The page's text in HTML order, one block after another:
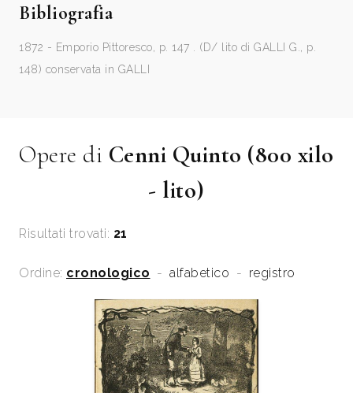
Bibliografia
1872 - Emporio Pittoresco, p. 147 . (D/ lito di GALLI G., p.
148) conservata in GALLI
Opere di Cenni Quinto (800 xilo
- lito)
Risultati trovati: 21
Ordine: cronologico - alfabetico - registro